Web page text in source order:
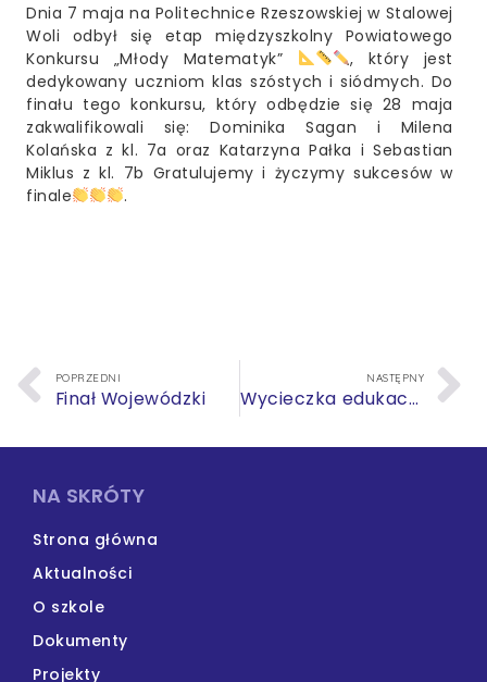
Dnia 7 maja na Politechnice Rzeszowskiej w Stalowej
Woli odbył się etap międzyszkolny Powiatowego
Konkursu „Młody Matematyk”
, który jest
dedykowany uczniom klas szóstych i siódmych. Do
finału tego konkursu, który odbędzie się 28 maja
zakwalifikowali się: Dominika Sagan i Milena
Kolańska z kl. 7a oraz Katarzyna Pałka i Sebastian
Miklus z kl. 7b Gratulujemy i życzymy sukcesów w
finale
.
POPRZEDNI
Finał Wojewódzki
NASTĘPNY
Wycieczka edukacyjna
NA SKRÓTY
Strona główna
Aktualności
O szkole
Dokumenty
Projekty